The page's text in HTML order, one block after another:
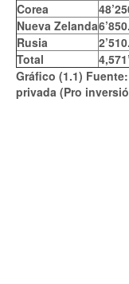
Corea
Nueva Zelanda
Rusia
Total
Gráfico (1.1)
privada (Pro